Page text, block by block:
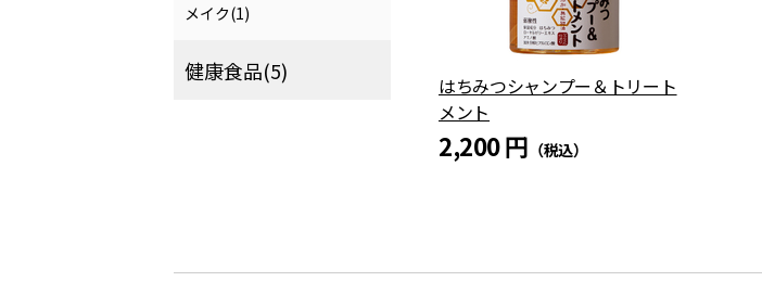
はちみつシャンプー＆トリート
メント
2,200 円 （税込）
メイク(1)
健康食品(5)